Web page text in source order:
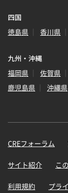
四国
徳島県
香川県
九州・沖縄
福岡県
佐賀県
鹿児島県
沖縄県
CREフォーラム
サイト紹介 こ
利用規約 プラ